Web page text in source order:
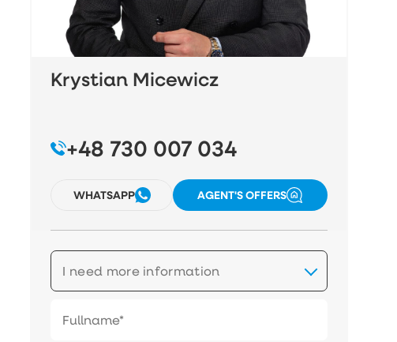
Krystian Micewicz
+48 730 007 034
WHATSAPP AGENT'S OFFERS
I need more information